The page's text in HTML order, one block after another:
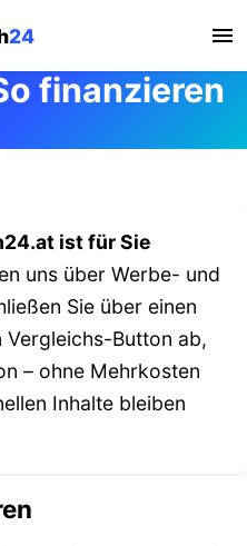
24
finanzieren
ist für Sie
uns über Werbe- und
Sie über einen
Vergleichs-Button ab,
– ohne Mehrkosten
Inhalte bleiben